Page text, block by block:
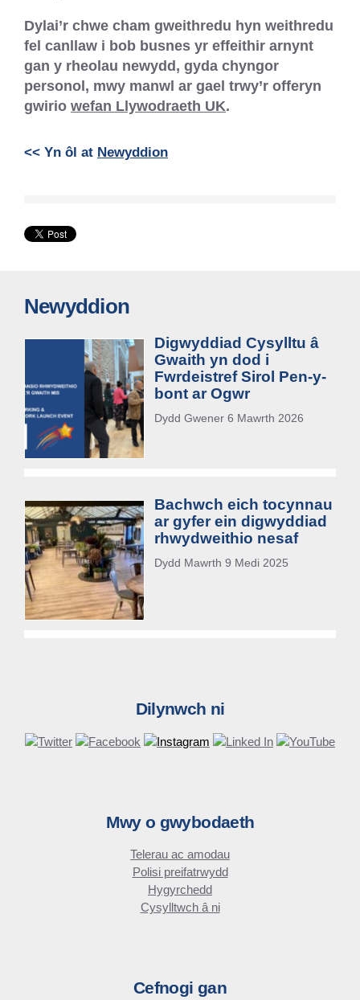
Dylai’r chwe cham gweithredu hyn weithredu
fel canllaw i bob busnes yr effeithir arnynt
gan y rheolau newydd, gyda chyngor
personol, mwy manwl ar gael trwy’r offeryn
gwirio wefan Llywodraeth UK.
<< Yn ôl at Newyddion
Newyddion
Digwyddiad Cysylltu â
Gwaith yn dod i
Fwrdeistref Sirol Pen-y-
bont ar Ogwr
Dydd Gwener 6 Mawrth 2026
Bachwch eich tocynnau
ar gyfer ein digwyddiad
rhwydweithio nesaf
Dydd Mawrth 9 Medi 2025
Dilynwch ni
Mwy o gwybodaeth
Telerau ac amodau
Polisi preifatrwydd
Hygyrchedd
Cysylltwch â ni
Cefnogi gan